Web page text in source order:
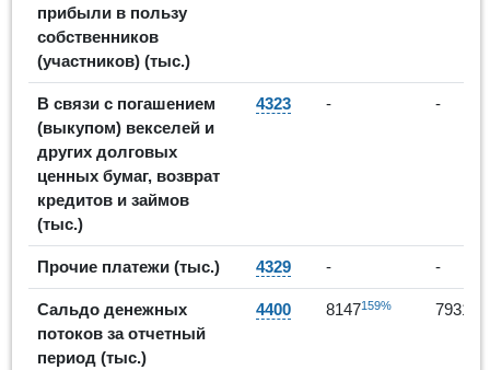
прибыли в пользу
собственников
(участников) (тыс.)
В связи с погашением
(выкупом) векселей и
других долговых
ценных бумаг, возврат
кредитов и займов
(тыс.)
4323 - -
Прочие платежи (тыс.) 4329 - -
Сальдо денежных
потоков за отчетный
период (тыс.)
4400 8147159% 79319